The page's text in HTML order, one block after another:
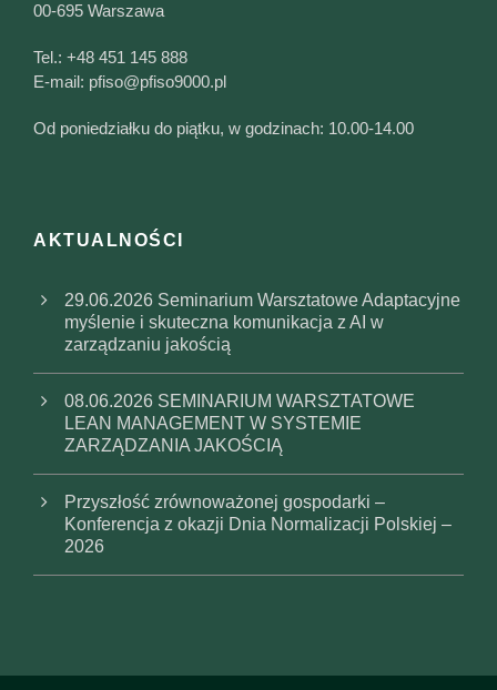
00-695 Warszawa
Tel.: +48 451 145 888
E-mail: pfiso@pfiso9000.pl
Od poniedziałku do piątku, w godzinach: 10.00-14.00
AKTUALNOŚCI
29.06.2026 Seminarium Warsztatowe Adaptacyjne
myślenie i skuteczna komunikacja z AI w
zarządzaniu jakością
08.06.2026 SEMINARIUM WARSZTATOWE
LEAN MANAGEMENT W SYSTEMIE
ZARZĄDZANIA JAKOŚCIĄ
Przyszłość zrównoważonej gospodarki –
Konferencja z okazji Dnia Normalizacji Polskiej –
2026